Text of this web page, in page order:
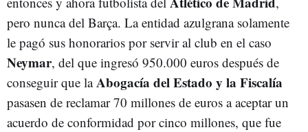
pero nunca del Barça. La entidad azulgrana solamente
le pagó sus honorarios por servir al club en el caso
Neymar, del que ingresó 950.000 euros después de
conseguir que laAbogacía del Estado y la Fiscalía
pasasen de reclamar 70 millones de euros a aceptar un
acuerdo de conformidad por cinco millones, que fue